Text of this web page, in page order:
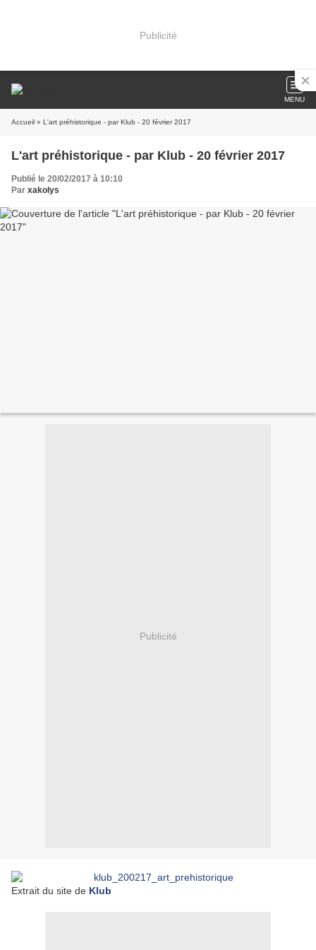
Publicité
MENU
Accueil » L'art préhistorique - par Klub - 20 février 2017
L'art préhistorique - par Klub - 20 février 2017
Publié le 20/02/2017 à 10:10
Par xakolys
Publicité
Extrait du site de Klub